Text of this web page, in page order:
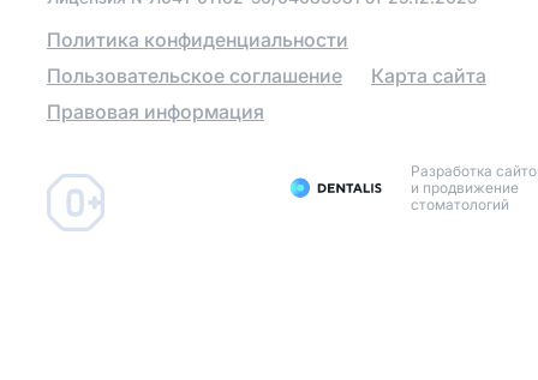
коронки
Коронки из диоксида
Протезирование зубов
Политика конфиденциальности
Пользовательское соглашение
Карта сайта
Правовая информация
Разработка
и продвижение
стоматологий